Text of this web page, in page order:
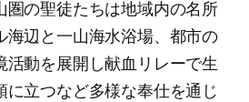
圏の聖徒たちは地域内の名所
海辺と一山海水浴場、都市の
活動を展開し献血リレーで生
に立つなど多様な奉仕を通じ